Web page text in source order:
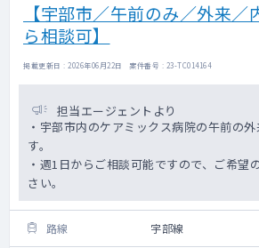
【宇部市／午前のみ／外来
ら相談可】
掲載更新日 : 2026年06月22日 案件番号 : 23-TC014164
担当エージェントより
・宇部市内のケアミックス病院の午前の
す。
・週1日からご相談可能ですので、ご希望
さい。
路線 宇部線